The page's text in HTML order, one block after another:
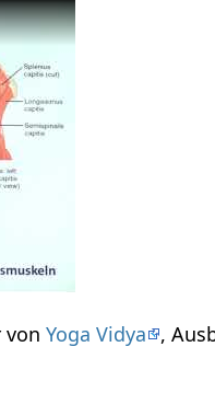
vonYoga Vidya ,